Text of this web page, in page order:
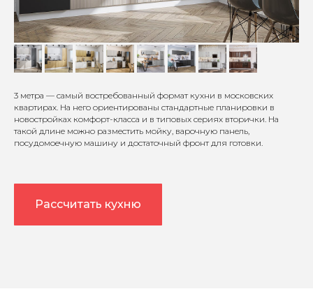
3 метра — самый востребованный формат кухни в московских
квартирах. На него ориентированы стандартные планировки в
новостройках комфорт-класса и в типовых сериях вторички. На
такой длине можно разместить мойку, варочную панель,
посудомоечную машину и достаточный фронт для готовки.
Рассчитать кухню